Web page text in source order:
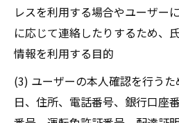
レスを利用する場合やユーザー
に応じて連絡したりするため、
情報を利用する目的
(3) ユーザーの本人確認を行う
日、住所、電話番号、銀行口座